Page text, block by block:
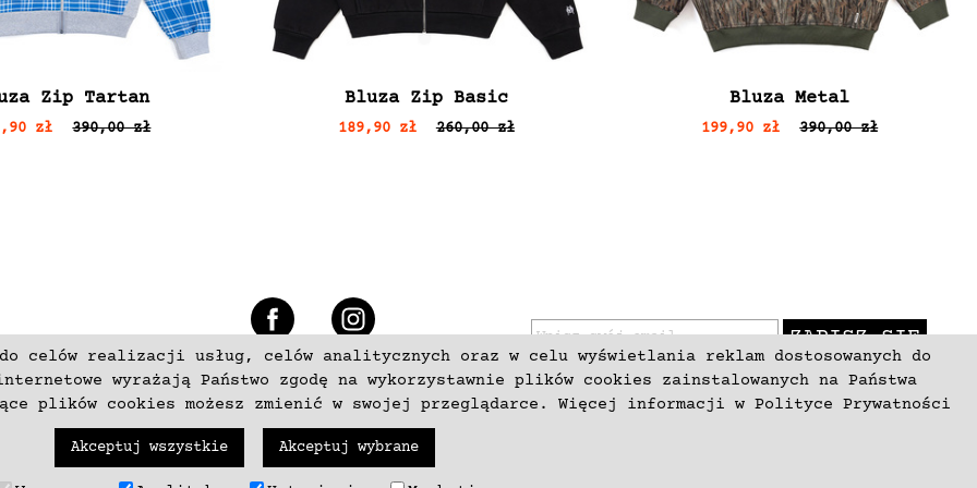
celów realizacji usług, celów analitycznych oraz w celu wyświetlania reklam dostosowanych do
wyrażają Państwo zgodę na wykorzystawnie plików cookies zainstalowanych na Państwa
plików cookies możesz zmienić w swojej przeglądarce. Więcej informacji w Polityce Prywatności
Akceptuj wszystkie Akceptuj wybrane
Zip Tartan
zł 390,00 zł
Bluza Zip Basic
189,90 zł 260,00 zł
Bluza Metal
199,90 zł 390,00 zł
ZAPISZ SIĘ
+48 537797700
Wykonanieneki.pl